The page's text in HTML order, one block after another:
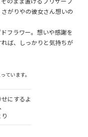
がりやの彼女さん想いの
フラワー。想いや感謝を
ば、しっかりと気持ちが
ています。
にするよ